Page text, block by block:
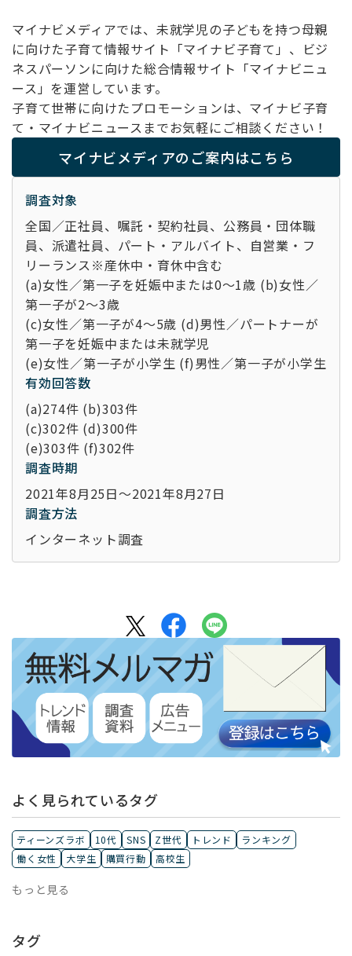
マイナビメディアでは、未就学児の子どもを持つ母親
に向けた子育て情報サイト「マイナビ子育て」、ビジ
ネスパーソンに向けた総合情報サイト「マイナビニュ
ース」を運営しています。
子育て世帯に向けたプロモーションは、マイナビ子育
て・マイナビニュースまでお気軽にご相談ください！
マイナビメディアのご案内はこちら
調査対象
全国／正社員、嘱託・契約社員、公務員・団体職
員、派遣社員、パート・アルバイト、自営業・フ
リーランス※産休中・育休中含む
(a)女性／第一子を妊娠中または0～1歳 (b)女性／
第一子が2～3歳
(c)女性／第一子が4～5歳 (d)男性／パートナーが
第一子を妊娠中または未就学児
(e)女性／第一子が小学生 (f)男性／第一子が小学生
有効回答数
(a)274件 (b)303件
(c)302件 (d)300件
(e)303件 (f)302件
調査時期
2021年8月25日～2021年8月27日
調査方法
インターネット調査
よく見られているタグ
ティーンズラボ 10代 SNS Z世代 トレンド
ランキング
働く女性
大学生 購買行動 高校生
もっと見る
タグ